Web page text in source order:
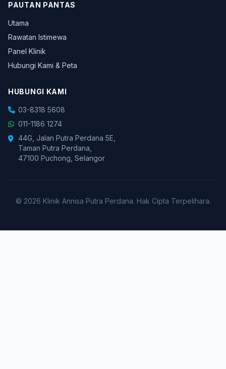
PAUTAN PANTAS
Utama
Rawatan Istimewa
Panel Klinik
Hubungi Kami & Peta
HUBUNGI KAMI
03-8318 5608
011-1186 1274
44G, Jalan Putra Perdana 5E,
Taman Putra Perdana,
47100 Puchong, Selangor
© 2026 Klinik Annisa Putra Perdana. Hak Cipta Terpelihara.